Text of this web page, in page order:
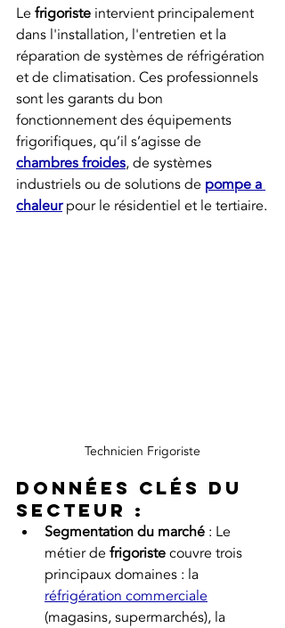
Le frigoriste intervient principalement
dans l'installation, l'entretien et la
réparation de systèmes de réfrigération
et de climatisation. Ces professionnels
sont les garants du bon
fonctionnement des équipements
frigorifiques, qu’il s’agisse de
chambres froides, de systèmes
industriels ou de solutions de pompe a
chaleur pour le résidentiel et le tertiaire.
Technicien Frigoriste
Données clés du
secteur :
Segmentation du marché : Le
métier de frigoriste couvre trois
principaux domaines : la
réfrigération commerciale
(magasins, supermarchés), la